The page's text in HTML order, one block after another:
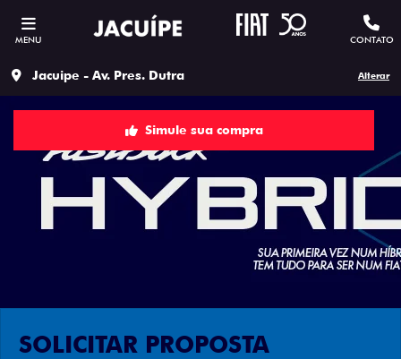
MENU CONTATO
Jacuipe - Av. Pres. Dutra Alterar
SOLICITAR PROPOSTA
Simule sua compra